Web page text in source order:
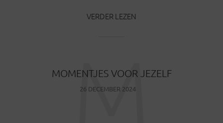
VERDER LEZEN
MOMENTJES VOOR JEZELF
26 DECEMBER 2024
M